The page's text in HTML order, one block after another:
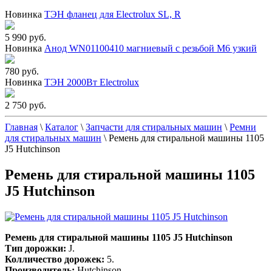
Новинка ТЭН фланец для Electrolux SL, R
5 990 руб.
Новинка Анод WN01100410 магниевый с резьбой М6 узкий
780 руб.
Новинка ТЭН 2000Вт Electrolux
2 750 руб.
Главная \ Каталог \ Запчасти для стиральных машин \ Ремни
для стиральных машин \ Ремень для стиральной машины 1105
J5 Hutchinson
Ремень для стиральной машины 1105
J5 Hutchinson
Ремень для стиральной машины 1105 J5 Hutchinson
Тип дорожки: J.
Колличество дорожек: 5.